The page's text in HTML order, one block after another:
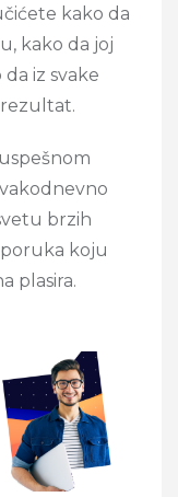
kako da
kako da joj
iz svake
brzih
koju
plasira.